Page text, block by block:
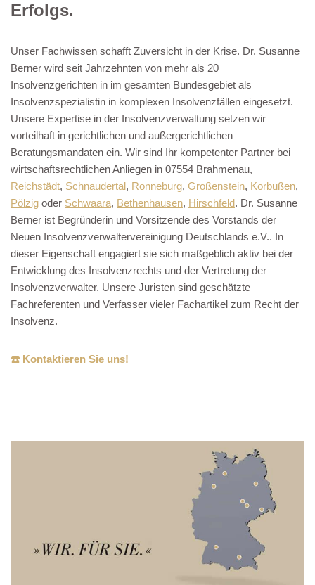
Erfolgs.
Unser Fachwissen schafft Zuversicht in der Krise. Dr. Susanne
Berner wird seit Jahrzehnten von mehr als 20
Insolvenzgerichten in im gesamten Bundesgebiet als
Insolvenzspezialistin in komplexen Insolvenzfällen eingesetzt.
Unsere Expertise in der Insolvenzverwaltung setzen wir
vorteilhaft in gerichtlichen und außergerichtlichen
Beratungsmandaten ein. Wir sind Ihr kompetenter Partner bei
wirtschaftsrechtlichen Anliegen in 07554 Brahmenau,
Reichstädt, Schnaudertal, Ronneburg, Großenstein, Korbußen,
Pölzig oder Schwaara, Bethenhausen, Hirschfeld. Dr. Susanne
Berner ist Begründerin und Vorsitzende des Vorstands der
Neuen Insolvenzverwaltervereinigung Deutschlands e.V.. In
dieser Eigenschaft engagiert sie sich maßgeblich aktiv bei der
Entwicklung des Insolvenzrechts und der Vertretung der
Insolvenzverwalter. Unsere Juristen sind geschätzte
Fachreferenten und Verfasser vieler Fachartikel zum Recht der
Insolvenz.
☎️ Kontaktieren Sie uns!